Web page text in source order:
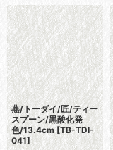
燕/トーダイ/匠/ティー
スプーン/黒酸化発
色/13.4cm [TB-TDI-
041]